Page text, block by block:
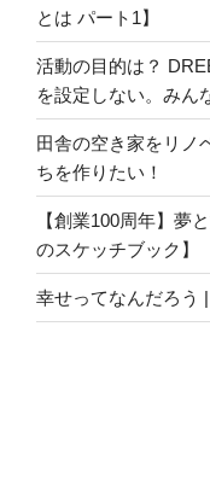
とは パート1】
活動の目的は？
を設定しない。みん
田舎の空き家をリノ
ちを作りたい！
【創業100周年】夢
のスケッチブック】
幸せってなんだろう